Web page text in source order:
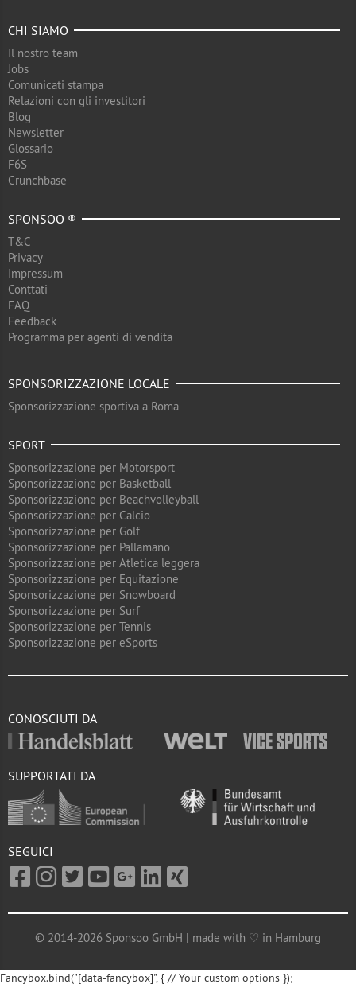
CHI SIAMO
Il nostro team
Jobs
Comunicati stampa
Relazioni con gli investitori
Blog
Newsletter
Glossario
F6S
Crunchbase
SPONSOO ®
T&C
Privacy
Impressum
Conttati
FAQ
Feedback
Programma per agenti di vendita
SPONSORIZZAZIONE LOCALE
Sponsorizzazione sportiva a Roma
SPORT
Sponsorizzazione per Motorsport
Sponsorizzazione per Basketball
Sponsorizzazione per Beachvolleyball
Sponsorizzazione per Calcio
Sponsorizzazione per Golf
Sponsorizzazione per Pallamano
Sponsorizzazione per Atletica leggera
Sponsorizzazione per Equitazione
Sponsorizzazione per Snowboard
Sponsorizzazione per Surf
Sponsorizzazione per Tennis
Sponsorizzazione per eSports
CONOSCIUTI DA
SUPPORTATI DA
SEGUICI
© 2014-2026 Sponsoo GmbH | made with ♡ in Hamburg
Fancybox.bind("[data-fancybox]", { // Your custom options });